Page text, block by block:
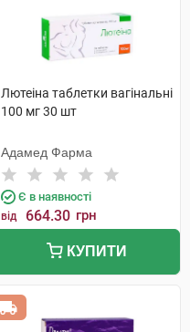
Лютеіна таблетки вагінальні
100 мг 30 шт
Адамед Фарма
Є в наявності
від 664.30 грн
КУПИТИ